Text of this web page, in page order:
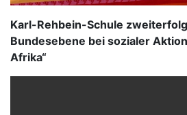
Karl-Rehbein-Schule
Bundesebene bei sozialer
Afrika“